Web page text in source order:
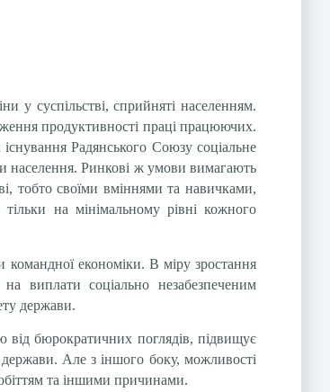
у суспільстві, сприйняті населенням.
продуктивності праці працюючих.
Радянського Союзу соціальне
населення. Ринкові ж умови вимагають
тобто своїми вміннями та навичками,
на мінімальному рівні кожного
командної економіки. В міру зростання
виплати соціально незабезпеченим
держави.
від бюрократичних поглядів, підвищує
Але з іншого боку, можливості
та іншими причинами.